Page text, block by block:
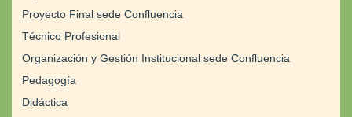
Proyecto Final sede Confluencia
Técnico Profesional
Organización y Gestión Institucional sede Confluencia
Pedagogía
Didáctica